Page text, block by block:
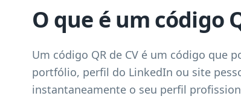
O que é um código
Um código QR de CV é um código que
portfólio, perfil do LinkedIn ou site
instantaneamente o seu perfil